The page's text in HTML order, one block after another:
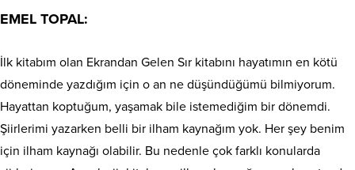
EMEL TOPAL:
İlk kitabım olan Ekrandan Gelen Sır kitabını hayatımın en kötü
döneminde yazdığım için o an ne düşündüğümü bilmiyorum.
Hayattan koptuğum, yaşamak bile istemediğim bir dönemdi.
Şiirlerimi yazarken belli bir ilham kaynağım yok. Her şey benim
için ilham kaynağı olabilir. Bu nedenle çok farklı konularda